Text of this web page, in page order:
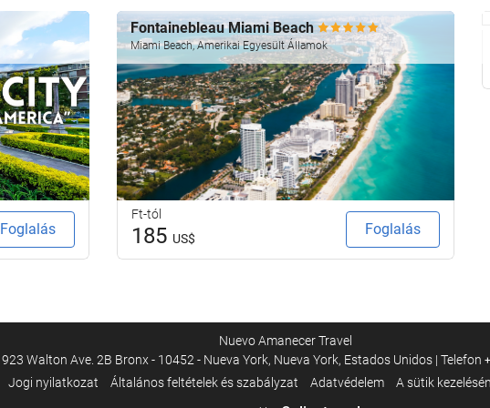
Foglalás
Fontainebleau Miami Beach
Miami Beach, Amerikai Egyesült Államok
Ft-tól
185 US$
Foglalás
Nuevo Amanecer Travel
923 Walton Ave. 2B Bronx - 10452 - Nueva York, Nueva York, Estados Unidos | Telefon
Jogi nyilatkozat Általános feltételek és szabályzat Adatvédelem A sütik